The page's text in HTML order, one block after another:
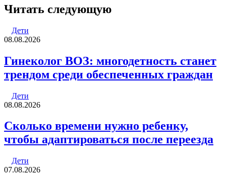
через
электронную
Читать следующую
Дети
08.08.2026
Гинеколог ВОЗ: многодетность станет
трендом среди обеспеченных граждан
Дети
08.08.2026
Сколько времени нужно ребенку,
чтобы адаптироваться после переезда
Дети
07.08.2026